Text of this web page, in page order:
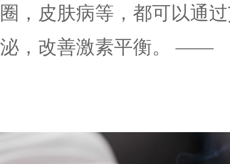
圈，皮肤病等，都可以通
泌，改善激素平衡。 ——